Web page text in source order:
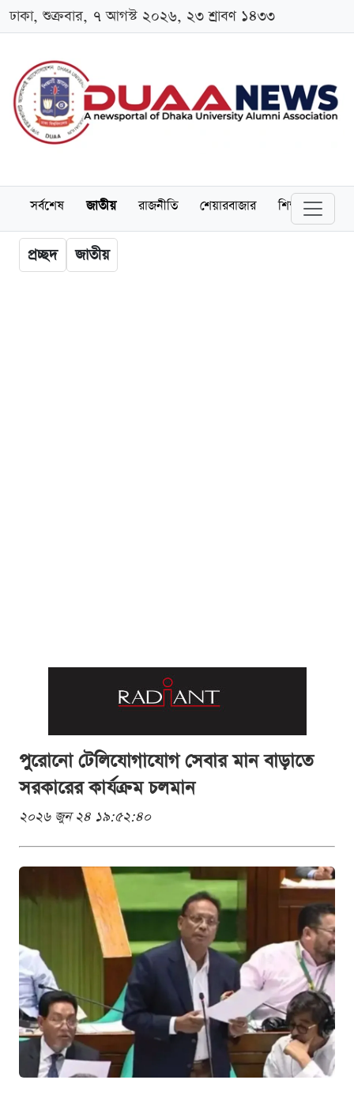
ঢাকা, শুক্রবার, ৭ আগস্ট ২০২৬, ২৩ শ্রাবণ ১৪৩৩
সর্বশেষ জাতীয় রাজনীতি শেয়ারবাজার শিক্ষা
প্রচ্ছদ জাতীয়
পুরোনো টেলিযোগাযোগ সেবার মান বাড়াতে
সরকারের কার্যক্রম চলমান
২০২৬ জুন ২৪ ১৯:৫২:৪০